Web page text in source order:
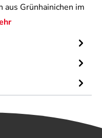
Grünhainichen im